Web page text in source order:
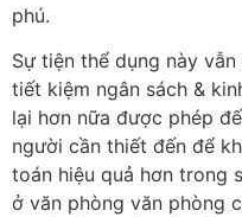
phú.
Sự tiện thể dụng này
tiết kiệm ngân sách &
lại hơn nữa được phép
người cần thiết đến để
toán hiệu quả hơn trong
ở văn phòng văn phòng